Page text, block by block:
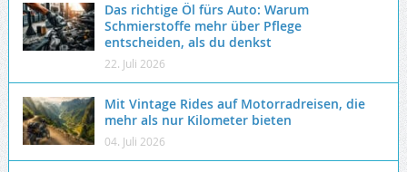
Das richtige Öl fürs Auto: Warum
Schmierstoffe mehr über Pflege
entscheiden, als du denkst
22. Juli 2026
Mit Vintage Rides auf Motorradreisen, die
mehr als nur Kilometer bieten
04. Juli 2026